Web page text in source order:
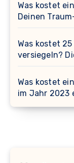
Was kostet
Deinen
Was kostet
versiegeln?
Was kostet
im Jahr 2023